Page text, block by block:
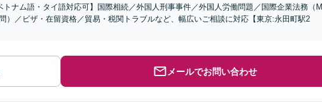
トナム語・タイ語対応可】国際相続／外国人刑事事件／外国人労働問題／国際企業法務（M
）／ビザ・在留資格／貿易・税関トラブルなど、幅広いご相談に対応【東京:永田町駅2
メールでお問い合わせ